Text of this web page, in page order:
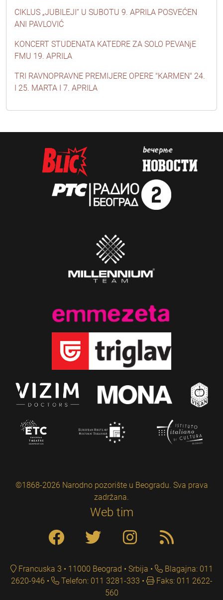
CIKLUS „JUBILEJI“ U SUBOTU 9. APRILA POSVEĆEN
ANI PAVLOVIĆ
KONCERT STUDENATA KATEDRE ZA SOLO PEVANjE
FMU 19. APRILA
TRI RAVNOPRAVNE PREMIJERE OPERE "KARMEN" 24.
I 25. MARTA I 7. APRILA
©1868-2026 Narodno pozorište u Beogradu. Sva prava
zadržana.
Web tim
Francuska 3 • 11000 Beograd • Srbija
Blagajna: 011
2620-946
Telefon: 011 3281-333
Faks: 011 2622-
560